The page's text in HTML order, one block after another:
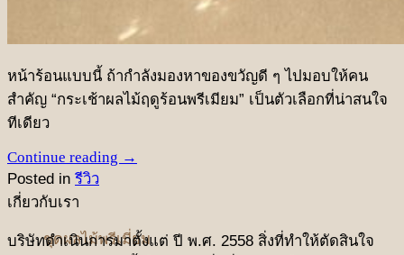
ชุดผลไม้พรีเมี่ยม
หน้าร้อนแบบนี้ ถ้ากำลังมองหาของขวัญดี ๆ ไปมอบให้คน
สำคัญ “กระเช้าผลไม้ฤดูร้อนพรีเมียม” เป็นตัวเลือกที่น่าสนใจ
ทีเดียว
Continue reading →
Posted in รีวิว
เกี่ยวกับเรา
บริษัทดําเนินการมาตั้งแต่ ปี พ.ศ. 2558 สิ่งที่ทําให้ตัดสินใจ